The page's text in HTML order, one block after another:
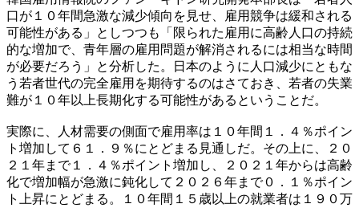
口が１０年間急激な減少傾向を見せ、雇用競争は緩和される
可能性がある」としつつも「限られた雇用に高齢人口の持続
的な増加で、青年層の雇用問題が解消されるには相当な時間
が必要だろう」と分析した。日本のように人口減少にともな
う若者世代の完全雇用を期待するのはさておき、若者の失業
難が１０年以上長期化する可能性があるということだ。
実際に、人材需要の側面で雇用率は１０年間１．４％ポイン
ト増加して６１．９％にとどまる見通しだ。その上に、２０
２１年まで１．４％ポイント増加し、２０２１年からは高齢
化で増加幅が急激に鈍化して２０２６年まで０．１％ポイン
ト上昇にとどまる。１０年間１５歳以上の就業者は１９０万